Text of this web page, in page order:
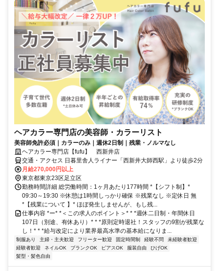
ヘアカラー専門店の美容師・カラーリスト
美容師免許必須｜カラーのみ｜週休2日制｜残業・ノルマなし
ヘアカラー専門店【fufu】 西新井店
交通・アクセス 日暮里舎人ライナー「西新井大師西駅」より徒歩2分
月給270,000円以上
東京都東京23区足立区
勤務時間詳細 総労働時間：1ヶ月あたり177時間 *【シフト制】*
09:30～19:30 ※休憩は1時間しっかり確保 ※残業なし ※定休日 無
*【残業について 】* ほぼ発生しませんが、もし残...
仕事内容 *ー* *＜この求人のポイント＞* * *週休二日制・年間休日
107日（別途、有休あり）* * *原則定時退社！スタッフの9割が残業な
し！* * *給与改定により業界最高水準の基本給になりま...
制服あり 主婦・主夫歓迎 フリーター歓迎 固定時間制 経験不問
未経験者歓迎
経験者歓迎
ネイルOK ブランクOK ピアスOK 服装自由
ひげOK
髪型・髪色自由